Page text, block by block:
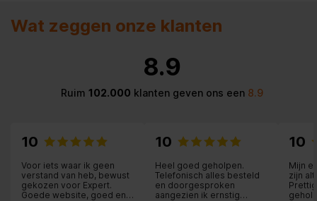
Wat zeggen onze klanten
8.9
Ruim 102.000 klanten geven ons een8.9
10
Voor iets waar ik geen
verstand van heb, bewust
gekozen voor Expert.
Goede website, goed en
10
Heel goed geholpen.
Telefonisch alles besteld
en doorgesproken
aangezien ik ernstig
10
Mijn
zijn